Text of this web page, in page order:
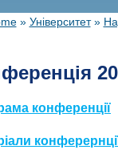
» Університет»
конференції